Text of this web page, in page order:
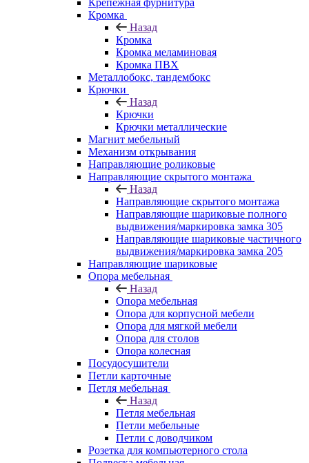
Крепежная фурнитура
Кромка
Назад
Кромка
Кромка меламиновая
Кромка ПВХ
Металлобокс, тандембокс
Крючки
Назад
Крючки
Крючки металлические
Магнит мебельный
Механизм открывания
Направляющие роликовые
Направляющие скрытого монтажа
Назад
Направляющие скрытого монтажа
Направляющие шариковые полного
выдвижения/маркировка замка 305
Направляющие шариковые частичного
выдвижения/маркировка замка 205
Направляющие шариковые
Опора мебельная
Назад
Опора мебельная
Опора для корпусной мебели
Опора для мягкой мебели
Опора для столов
Опора колесная
Посудосушители
Петли карточные
Петля мебельная
Назад
Петля мебельная
Петли мебельные
Петли с доводчиком
Розетка для компьютерного стола